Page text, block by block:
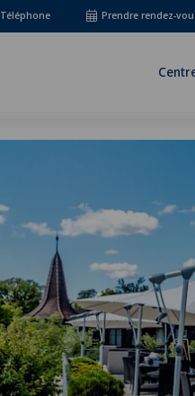
Téléphone Prendre rendez-